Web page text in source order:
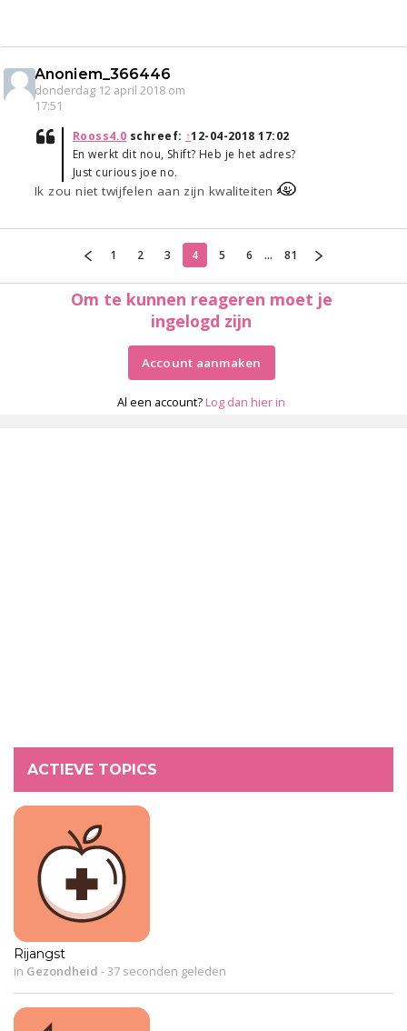
Anoniem_366446
donderdag 12 april 2018 om
17:51
Rooss4.0 schreef: ↑12-04-2018 17:02
En werkt dit nou, Shift? Heb je het adres?
Just curious joe no.
Ik zou niet twijfelen aan zijn kwaliteiten
1 2 3 4 5 6 ... 81
Om te kunnen reageren moet je
ingelogd zijn
Account aanmaken
Al een account? Log dan hier in
ACTIEVE TOPICS
Rijangst
in Gezondheid -37 seconden geleden